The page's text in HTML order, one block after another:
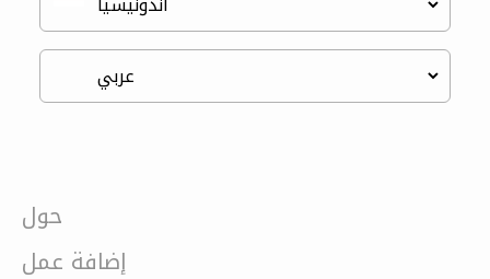
حول
إضافة عمل